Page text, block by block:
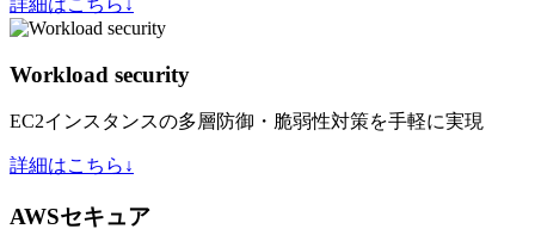
詳細はこちら↓
Workload security
EC2インスタンスの多層防御・脆弱性対策を手軽に実現
詳細はこちら↓
AWSセキュア